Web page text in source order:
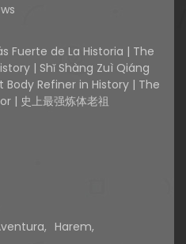
Fuerte de La Historia | The
| Shǐ Shàng Zuì Qiáng
Body Refiner in History | The
| 史上最强炼体老祖
, Harem,